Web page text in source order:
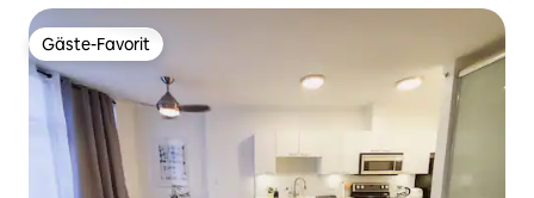
Gäste-Favorit
Gäste-Favorit